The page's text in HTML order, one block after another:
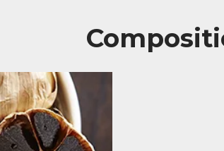
Régulateur naturel de cholestérol
Les actifs de ControlStérol préservent la santé
d’extraits végétaux concentrés, d’ingrédients
naturels régulent les taux de cholestérol (« bon